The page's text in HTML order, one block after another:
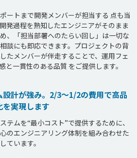
ートまで開発メンバーが担当する 点も当
発過程を熟知したエンジニアがそのまま
、「担当部署へのたらい回し」は一切な
談にも即応できます。プロジェクトの背
たメンバーが伴走することで、運用フェ
計が強み。2/3〜1/2の費用で高品
実現します
テムを“最小コスト”で提供するために、
のエンジニアリング体制を組み合わせた
ています。